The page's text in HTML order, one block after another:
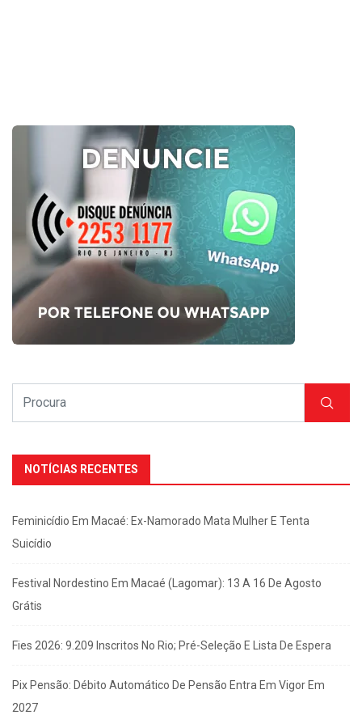
NOTÍCIAS RECENTES
Feminicídio Em Macaé: Ex-Namorado Mata Mulher E Tenta
Suicídio
Festival Nordestino Em Macaé (Lagomar): 13 A 16 De Agosto
Grátis
Fies 2026: 9.209 Inscritos No Rio; Pré-Seleção E Lista De Espera
Pix Pensão: Débito Automático De Pensão Entra Em Vigor Em
2027